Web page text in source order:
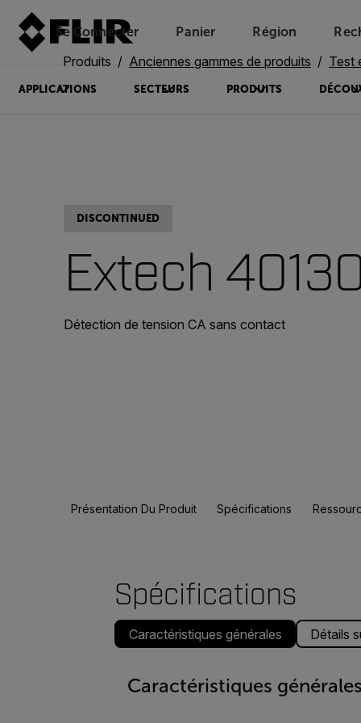
Se Connecter Unread messages
Panier
Modèle
Supprimer
articles
article
Ajouter au panier
Ajouté au panier
Région
APPLICATIONS SECTEURS PRODUITS
Produits Anciennes gammes de produits Test
DISCONTINUED
Extech
Détection de tension CA sans contact
Présentation Du Produit Spécifications
Spécifications
Caractéristiques générales Détails
Caractéristiques générales